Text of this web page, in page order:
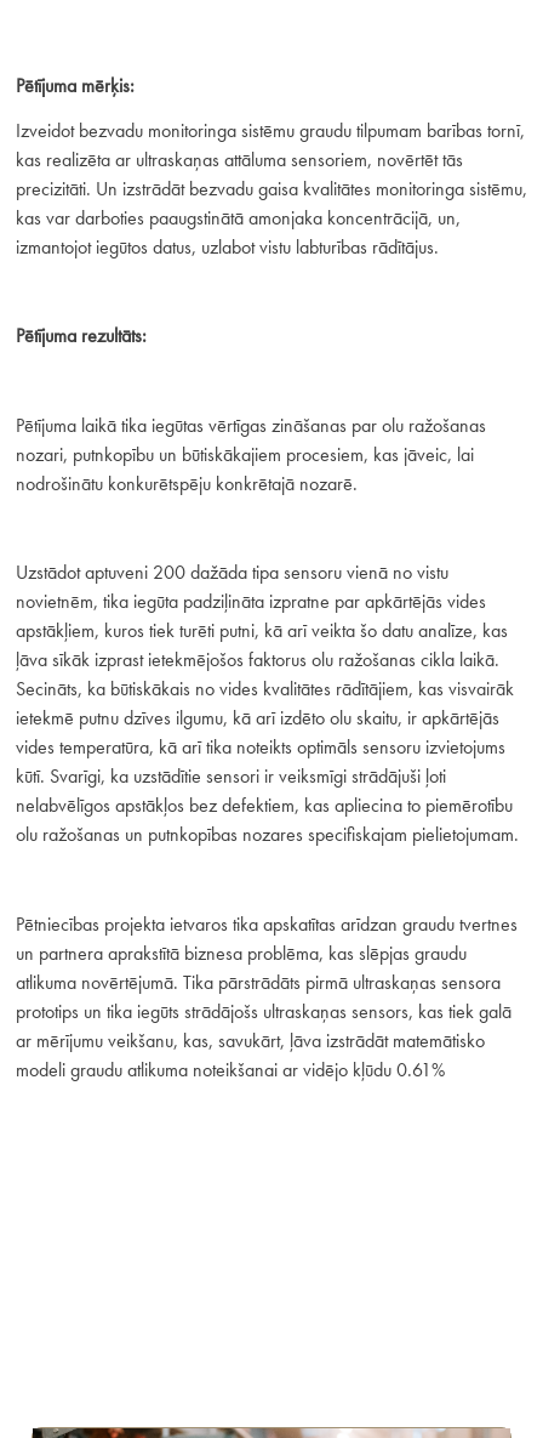
Pētījuma mērķis:
Izveidot bezvadu monitoringa sistēmu graudu tilpumam barības tornī,
kas realizēta ar ultraskaņas attāluma sensoriem, novērtēt tās
precizitāti. Un izstrādāt bezvadu gaisa kvalitātes monitoringa sistēmu,
kas var darboties paaugstinātā amonjaka koncentrācijā, un,
izmantojot iegūtos datus, uzlabot vistu labturības rādītājus.
Pētījuma rezultāts:
Pētījuma laikā tika iegūtas vērtīgas zināšanas par olu ražošanas
nozari, putnkopību un būtiskākajiem procesiem, kas jāveic, lai
nodrošinātu konkurētspēju konkrētajā nozarē.
Uzstādot aptuveni 200 dažāda tipa sensoru vienā no vistu
novietnēm, tika iegūta padziļināta izpratne par apkārtējās vides
apstākļiem, kuros tiek turēti putni, kā arī veikta šo datu analīze, kas
ļāva sīkāk izprast ietekmējošos faktorus olu ražošanas cikla laikā.
Secināts, ka būtiskākais no vides kvalitātes rādītājiem, kas visvairāk
ietekmē putnu dzīves ilgumu, kā arī izdēto olu skaitu, ir apkārtējās
vides temperatūra, kā arī tika noteikts optimāls sensoru izvietojums
kūtī. Svarīgi, ka uzstādītie sensori ir veiksmīgi strādājuši ļoti
nelabvēlīgos apstākļos bez defektiem, kas apliecina to piemērotību
olu ražošanas un putnkopības nozares specifiskajam pielietojumam.
Pētniecības projekta ietvaros tika apskatītas arīdzan graudu tvertnes
un partnera aprakstītā biznesa problēma, kas slēpjas graudu
atlikuma novērtējumā. Tika pārstrādāts pirmā ultraskaņas sensora
prototips un tika iegūts strādājošs ultraskaņas sensors, kas tiek galā
ar mērījumu veikšanu, kas, savukārt, ļāva izstrādāt matemātisko
modeli graudu atlikuma noteikšanai ar vidējo kļūdu 0.61%